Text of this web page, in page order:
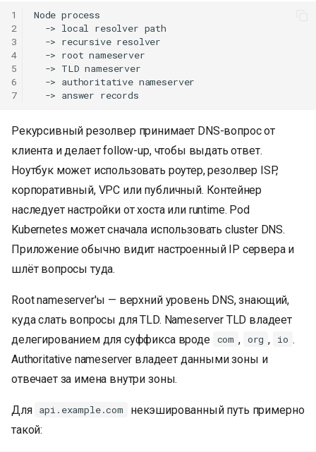
1
2
3
4
5
6
7
Node process
  -> local resolver path
  -> recursive resolver
  -> root nameserver
  -> TLD nameserver
  -> authoritative nameserver
Рекурсивный резолвер принимает DNS-вопрос от
клиента и делает follow-up, чтобы выдать ответ.
Ноутбук может использовать роутер, резолвер ISP,
корпоративный, VPC или публичный. Контейнер
наследует настройки от хоста или runtime. Pod
Kubernetes может сначала использовать cluster DNS.
Приложение обычно видит настроенный IP сервера и
шлёт вопросы туда.
Root nameserver'ы — верхний уровень DNS, знающий,
куда слать вопросы для TLD. Nameserver TLD владеет
делегированием для суффикса вроде com , org , io .
Authoritative nameserver владеет данными зоны и
отвечает за имена внутри зоны.
Для api.example.com
некэшированный путь примерно
такой: